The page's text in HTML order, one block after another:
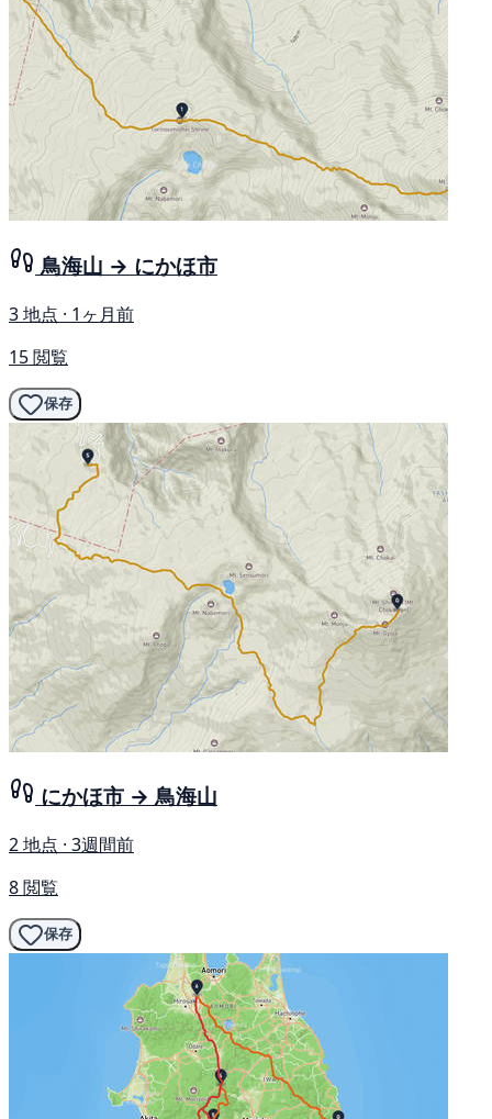
鳥海山 → にかほ市
3 地点 · 1ヶ月前
15 閲覧
保存
にかほ市 → 鳥海山
2 地点 · 3週間前
8 閲覧
保存